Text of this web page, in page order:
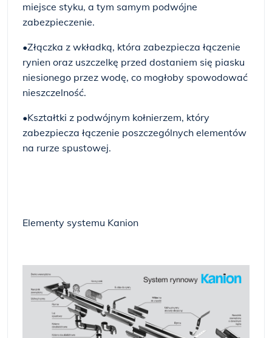
miejsce styku, a tym samym podwójne
zabezpieczenie.
•Złączka z wkładką, która zabezpiecza łączenie
rynien oraz uszczelkę przed dostaniem się piasku
niesionego przez wodę, co mogłoby spowodować
nieszczelność.
•Kształtki z podwójnym kołnierzem, który
zabezpiecza łączenie poszczególnych elementów
na rurze spustowej.
Elementy systemu Kanion